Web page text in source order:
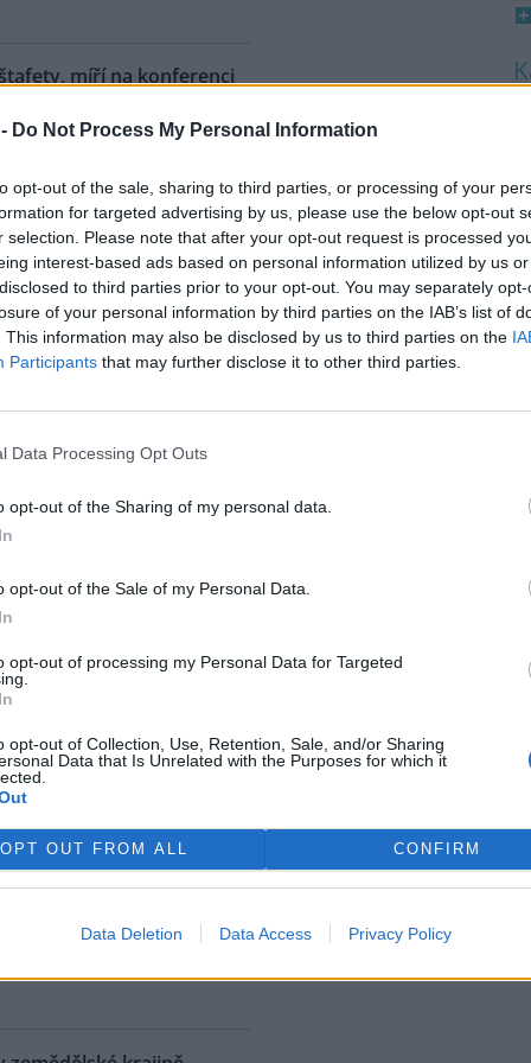
Do Not Process My Personal Information
opt-out of the sale, sharing to third parties, or processing of your
for targeted advertising by us, please use the below opt-out
selection. Please note that after your opt-out request is processed
interest-based ads based on personal information utilized by us
to third parties prior to your opt-out. You may separately
of your personal information by third parties on the IAB’s list of
This information may also be disclosed by us to third parties on the
Participants that may further disclose it to other third parties.
Data Processing Opt Outs
opt-out of the Sharing of my personal data.
opt-out of the Sale of my Personal Data.
opt-out of processing my Personal Data for Targeted
opt-out of Collection, Use, Retention, Sale, and/or Sharing
Data that Is Unrelated with the Purposes for which it
OPT OUT FROM ALL CONFIRM
Data Deletion Data Access Privacy Policy
míří na konferenci
cyklistické štafety COP
Účastníci vyrazili z
Belému, kde se konala
konference smluvních
národů (OSN) o změně
se v listopadu uskuteční 31.
konferencideset návrhůna
necelé tři dny. Včera
hl. m. Prahy Jana
velká ropná skvrna z
přírodní rezervaci v
v jejíž blízkosti se rozšířila
níž panuje podezření, že
na sdělení
nevládní organizace
řeky minimální průtoky
)
srážek je téměř ve
jihočeských řekách historicky
v rovinatých oblastech,